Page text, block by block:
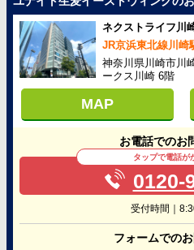
ネクストライフ川
JR京浜東北線川崎
神奈川県川崎市川
ークス川崎 6階
MAP
お電話でのお
タップで電話が
0120-
受付時間｜
フォームでの